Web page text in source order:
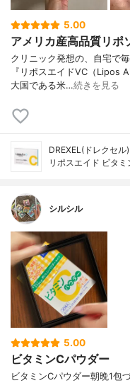
5.00
アメリカ産高品質リ
クリニック発想の、自宅で
『リポスエイドVC（Lipos
大国である米…続きを見る
DREXEL(ドレクセル)
リポスエイド ビタミ
シルシル
5.00
ビタミンCパウダー
ビタミンCパウダー朝晩1包